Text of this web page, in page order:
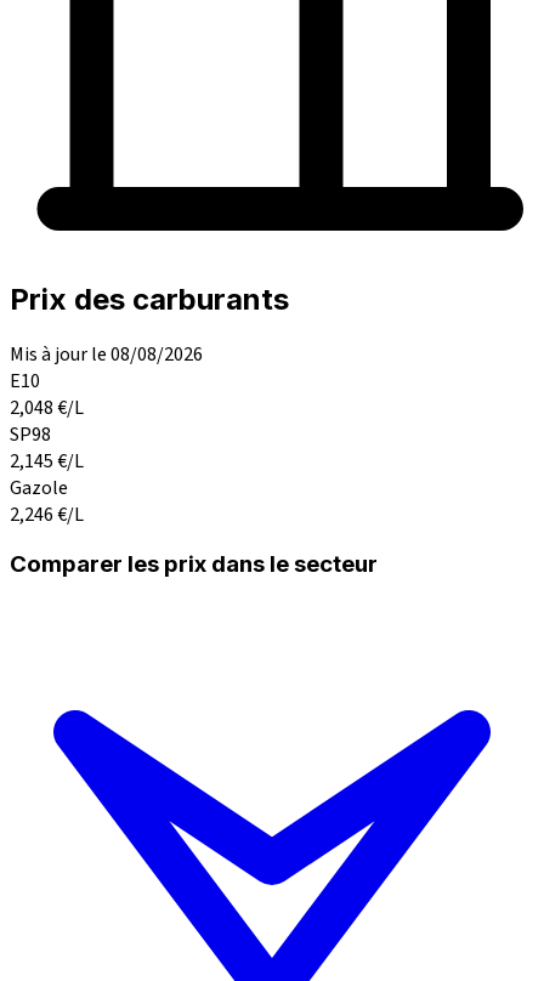
Prix des carburants
Mis à jour le 08/08/2026
E10
2,048€/L
SP98
2,145€/L
Gazole
2,246€/L
Comparer les prix dans le secteur